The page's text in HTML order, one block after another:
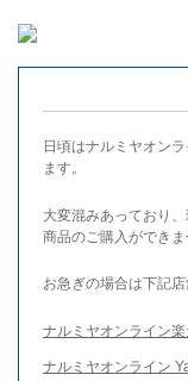
日頃はナルミヤオン
ます。
大変混みあっており
商品のご購入ができま
お急ぎの場合は下記
ナルミヤオンライン
ナルミヤオンライン